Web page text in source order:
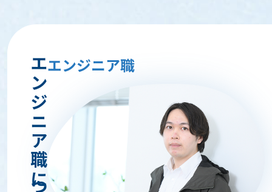
エンジニア職についてエンジニア職